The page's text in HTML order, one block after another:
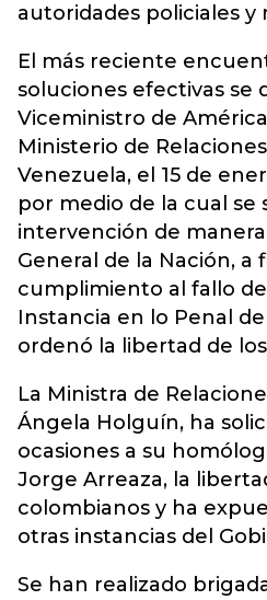
autoridades policiales y
El más reciente
soluciones efectivas se
Viceministro de
Ministerio de
Venezuela, el 15 de
por medio de la cual se
intervención de
General de la Nación, a
cumplimiento al fallo
Instancia en lo Penal
ordenó la libertad de
La Ministra de
Ángela Holguín, ha
ocasiones a su
Jorge Arreaza, la
colombianos y ha
otras instancias del
Se han realizado